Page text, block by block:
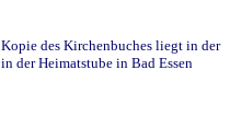
des Kirchenbuches liegt in der
der Heimatstube in Bad Essen